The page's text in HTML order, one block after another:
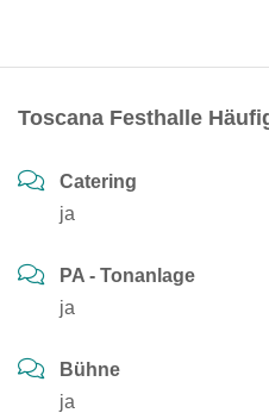
Toscana Festhalle
Catering
ja
PA - Tonanlage
ja
Bühne
ja